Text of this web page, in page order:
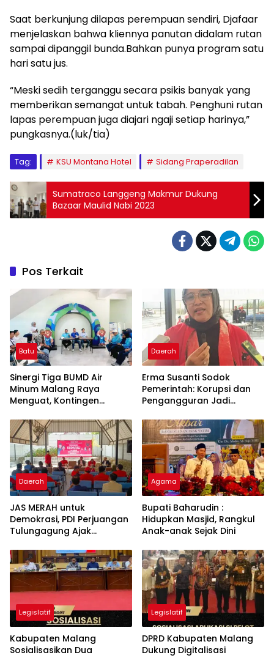
Saat berkunjung dilapas perempuan sendiri, Djafaar
menjelaskan bahwa kliennya panutan didalam rutan
sampai dipanggil bunda.Bahkan punya program satu
hari satu jus.
“Meski sedih terganggu secara psikis banyak yang
memberikan semangat untuk tabah. Penghuni rutan
lapas perempuan juga diajari ngaji setiap harinya,”
pungkasnya.(luk/tia)
Tag: KSU Montana Hotel Sidang Praperadilan
Sumatraco Langgeng Makmur Dukung
Bazaar Maulid Nabi 2023
Pos Terkait
Batu
Sinergi Tiga BUMD Air
Minum Malang Raya
Menguat, Kontingen
Seleksi PORPAMNAS 2026
Daerah
Erma Susanti Sodok
Pemerintah: Korupsi dan
Pengangguran Jadi
Daerah
JAS MERAH untuk
Demokrasi, PDI Perjuangan
Tulungagung Ajak
Lupakan Kudatuli
Agama
Bupati Baharudin :
Hidupkan Masjid, Rangkul
Anak-anak Sejak Dini
Legislatif
Kabupaten Malang
Sosialisasikan Dua
Legislatif
DPRD Kabupaten Malang
Dukung Digitalisasi